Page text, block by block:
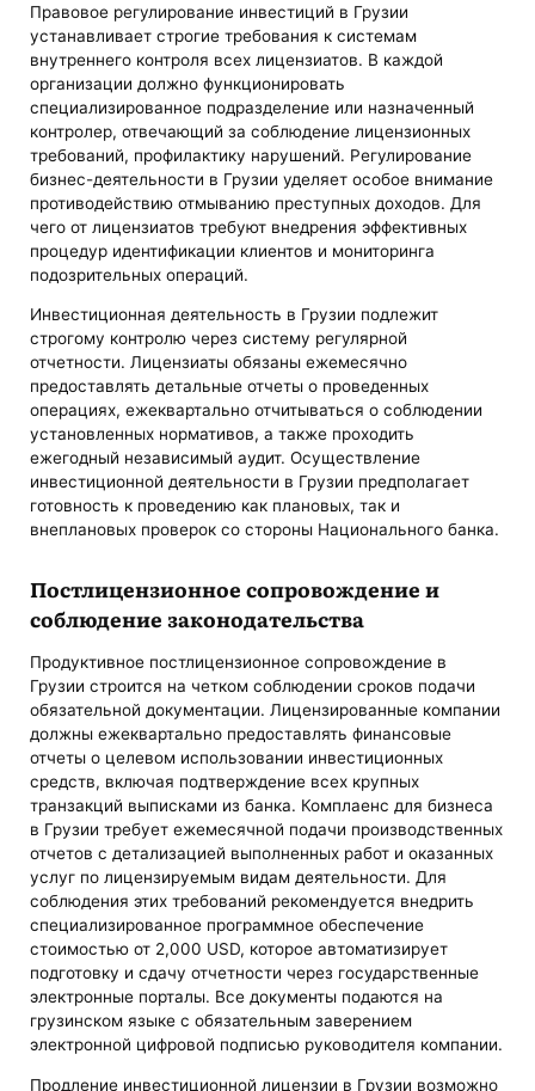
Правовое регулирование инвестиций в Грузии
устанавливает строгие требования к системам
внутреннего контроля всех лицензиатов. В каждой
организации должно функционировать
специализированное подразделение или назначенный
контролер, отвечающий за соблюдение лицензионных
требований, профилактику нарушений. Регулирование
бизнес-деятельности в Грузии уделяет особое внимание
противодействию отмыванию преступных доходов. Для
чего от лицензиатов требуют внедрения эффективных
процедур идентификации клиентов и мониторинга
подозрительных операций.
Инвестиционная деятельность в Грузии подлежит
строгому контролю через систему регулярной
отчетности. Лицензиаты обязаны ежемесячно
предоставлять детальные отчеты о проведенных
операциях, ежеквартально отчитываться о соблюдении
установленных нормативов, а также проходить
ежегодный независимый аудит. Осуществление
инвестиционной деятельности в Грузии предполагает
готовность к проведению как плановых, так и
внеплановых проверок со стороны Национального банка.
Постлицензионное сопровождение и
соблюдение законодательства
Продуктивное постлицензионное сопровождение в
Грузии строится на четком соблюдении сроков подачи
обязательной документации. Лицензированные компании
должны ежеквартально предоставлять финансовые
отчеты о целевом использовании инвестиционных
средств, включая подтверждение всех крупных
транзакций выписками из банка. Комплаенс для бизнеса
в Грузии требует ежемесячной подачи производственных
отчетов с детализацией выполненных работ и оказанных
услуг по лицензируемым видам деятельности. Для
соблюдения этих требований рекомендуется внедрить
специализированное программное обеспечение
стоимостью от 2,000 USD, которое автоматизирует
подготовку и сдачу отчетности через государственные
электронные порталы. Все документы подаются на
грузинском языке с обязательным заверением
электронной цифровой подписью руководителя компании.
Продление инвестиционной лицензии в Грузии возможно